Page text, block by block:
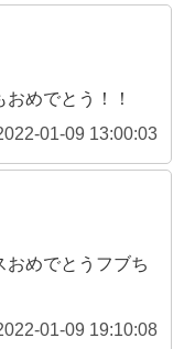
めでとう！！
01-09 13:00:03
おめでとうフブち
01-09 19:10:08